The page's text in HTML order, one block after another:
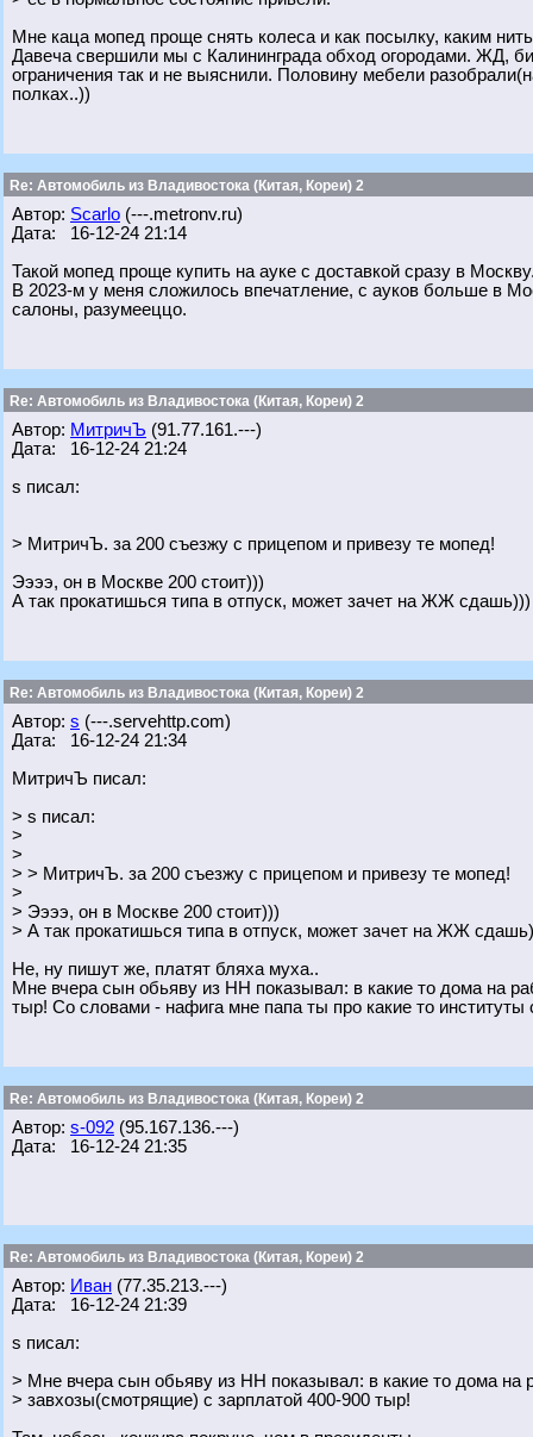
Мне каца мопед проще снять колеса и как посылку, каким
Давеча свершили мы с Калининграда обход огородами. ЖД,
ограничения так и не выяснили. Половину мебели
полках..))
Re: Автомобиль из Владивостока (Китая, Кореи) 2
Автор: Scarlo (---.metronv.ru)
Дата: 16-12-24 21:14
Такой мопед проще купить на ауке с доставкой сразу в
В 2023-м у меня сложилось впечатление, с ауков больше в
салоны, разумееццо.
Re: Автомобиль из Владивостока (Китая, Кореи) 2
Автор: МитричЪ (91.77.161.---)
Дата: 16-12-24 21:24
s писал:
> МитричЪ. за 200 съезжу с прицепом и привезу те мопед!
Ээээ, он в Москве 200 стоит)))
А так прокатишься типа в отпуск, может зачет на ЖЖ сдашь)))
Re: Автомобиль из Владивостока (Китая, Кореи) 2
Автор: s (---.servehttp.com)
Дата: 16-12-24 21:34
МитричЪ писал:
> s писал:
>
>
> > МитричЪ. за 200 съезжу с прицепом и привезу те мопед!
>
> Ээээ, он в Москве 200 стоит)))
> А так прокатишься типа в отпуск, может зачет на ЖЖ
Не, ну пишут же, платят бляха муха..
Мне вчера сын обьяву из НН показывал: в какие то дома на
тыр! Со словами - нафига мне папа ты про какие то институты
Re: Автомобиль из Владивостока (Китая, Кореи) 2
Автор: s-092 (95.167.136.---)
Дата: 16-12-24 21:35
Re: Автомобиль из Владивостока (Китая, Кореи) 2
Автор: Иван (77.35.213.---)
Дата: 16-12-24 21:39
s писал:
> Мне вчера сын обьяву из НН показывал: в какие то дома на
> завхозы(смотрящие) с зарплатой 400-900 тыр!